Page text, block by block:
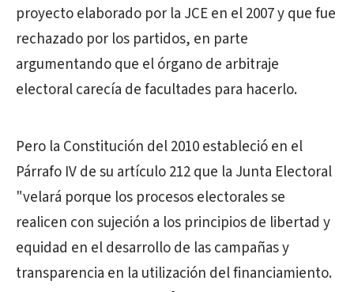
proyecto elaborado por la JCE en el 2007 y que fue
rechazado por los partidos, en parte
argumentando que el órgano de arbitraje
electoral carecía de facultades para hacerlo.
Pero la Constitución del 2010 estableció en el
Párrafo IV de su artículo 212 que la Junta Electoral
"velará porque los procesos electorales se
realicen con sujeción a los principios de libertad y
equidad en el desarrollo de las campañas y
transparencia en la utilización del financiamiento.